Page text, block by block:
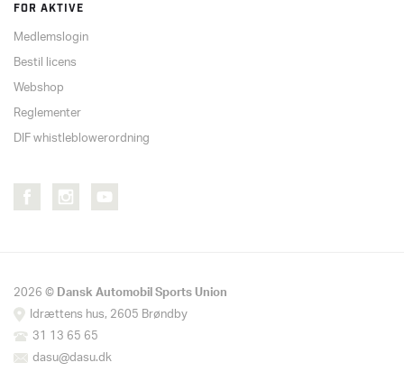
FOR AKTIVE
Medlemslogin
Bestil licens
Webshop
Reglementer
DIF whistleblowerordning
2026 ©Dansk Automobil Sports Union
Idrættens hus, 2605 Brøndby
31 13 65 65
dasu@dasu.dk